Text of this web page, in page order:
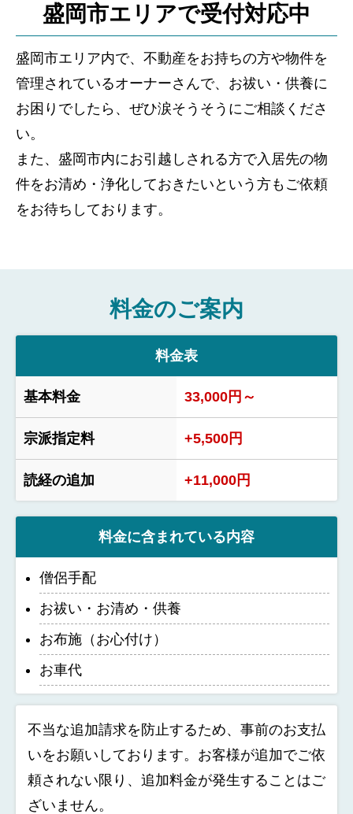
盛岡市エリアで受付対応中
盛岡市エリア内で、不動産をお持ちの方や物件を
管理されているオーナーさんで、お祓い・供養に
お困りでしたら、ぜひ涙そうそうにご相談くださ
い。
また、盛岡市内にお引越しされる方で入居先の物
件をお清め・浄化しておきたいという方もご依頼
をお待ちしております。
料金のご案内
料金表
基本料金 33,000円～
宗派指定料 +5,500円
読経の追加 +11,000円
料金に含まれている内容
僧侶手配
お祓い・お清め・供養
お布施（お心付け）
お車代
不当な追加請求を防止するため、事前のお支払
いをお願いしております。お客様が追加でご依
頼されない限り、追加料金が発生することはご
ざいません。